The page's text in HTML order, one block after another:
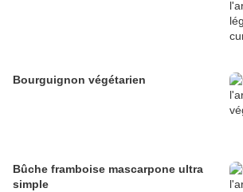
Bourguignon végétarien
Bûche framboise mascarpone ultra
simple